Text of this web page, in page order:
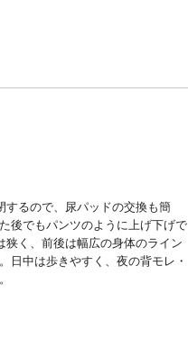
するので、尿パッドの交換も簡
後でもパンツのように上げ下げで
狭く、前後は幅広の身体のライン
日中は歩きやすく、夜の背モレ・